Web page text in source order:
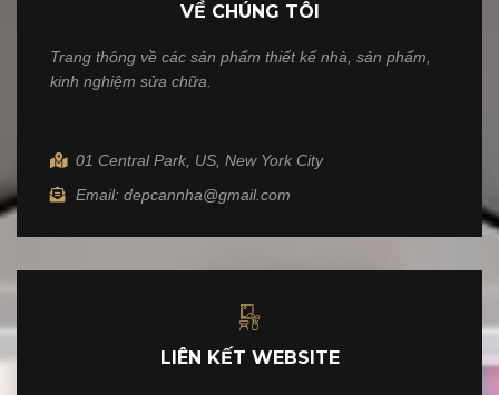
VỀ CHÚNG TÔI
Trang thông về các sản phẩm thiết kế nhà, sản phẩm,
kinh nghiệm sửa chữa.
01 Central Park, US, New York City
Email: depcannha@gmail.com
LIÊN KẾT WEBSITE